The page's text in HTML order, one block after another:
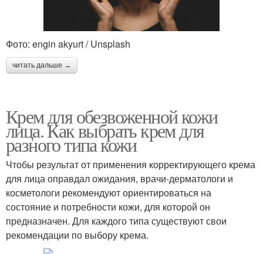
Фото: engin akyurt / Unsplash
читать дальше →
Крем для обезвоженной кожи
лица. Как выбрать крем для
разного типа кожи
Чтобы результат от применения корректирующего крема
для лица оправдал ожидания, врачи-дерматологи и
косметологи рекомендуют ориентироваться на
состояние и потребности кожи, для которой он
предназначен. Для каждого типа существуют свои
рекомендации по выбору крема.